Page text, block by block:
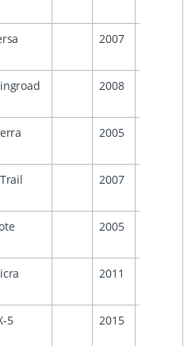
2007
2008
2005
2007
2005
2011
5 2015